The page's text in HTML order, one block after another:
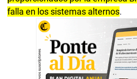
falla en los sistemas alternos.